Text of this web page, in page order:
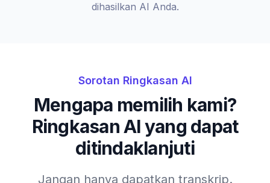
dihasilkan AI Anda.
Sorotan Ringkasan AI
Mengapa memilih kami?
Ringkasan AI yang dapat
ditindaklanjuti
Jangan hanya dapatkan transkrip.